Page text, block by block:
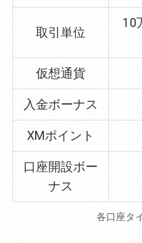
取引単位
10
仮想通貨
入金ボーナス
XMポイント
口座開設ボー
ナス
各口座タ